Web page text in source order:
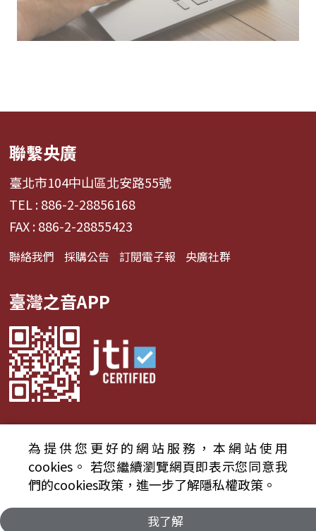
聯繫央廣
臺北市104中山區北安路55號
TEL : 886-2-28856168
FAX : 886-2-28855423
聯絡我們 採購公告 訂閱電子報 央廣社群
臺灣之音APP
© 2024財團法人中央廣播電臺 版權所有
資通安全政策聲明
服務條款 隱私權條款
為提供您更好的網站服務，本網站使用
cookies。 若您繼續瀏覽網頁即表示您同意我
們的cookies政策，進一步了解隱私權政策。
我了解